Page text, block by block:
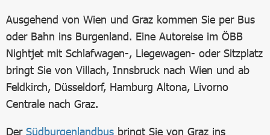
Ausgehend von Wien und Graz kommen Sie per Bus
oder Bahn ins Burgenland. Eine Autoreise im ÖBB
Nightjet mit Schlafwagen-, Liegewagen- oder Sitzplatz
bringt Sie von Villach, Innsbruck nach Wien und ab
Feldkirch, Düsseldorf, Hamburg Altona, Livorno
Centrale nach Graz.
Der Südburgenlandbus bringt Sie von Graz ins